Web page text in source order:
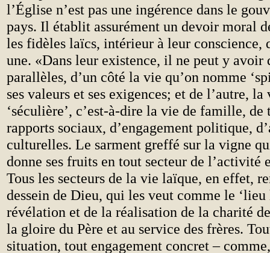
l’Église n’est pas une ingérence dans le
pays. Il établit assurément un devoir moral
les fidèles laïcs, intérieur à leur conscience,
une. «Dans leur existence, il ne peut y avoir
parallèles, d’un côté la vie qu’on nomme
ses valeurs et ses exigences; et de l’autre,
‘séculière’, c’est-à-dire la vie de famille,
rapports sociaux, d’engagement politique,
culturelles. Le sarment greffé sur la vigne
donne ses fruits en tout secteur de l’activité
Tous les secteurs de la vie laïque, en effet,
dessein de Dieu, qui les veut comme le ‘lieu
révélation et de la réalisation de la charité
la gloire du Père et au service des frères.
situation, tout engagement concret –